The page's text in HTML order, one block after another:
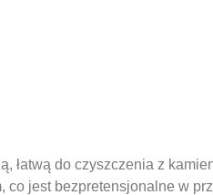
łatwą do czyszczenia z
jest bezpretensjonalne w